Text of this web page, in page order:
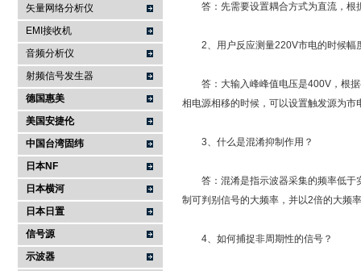
矢量网络分析仪
EMI接收机
音频分析仪
射频信号发生器
德国惠美
美国安捷伦
中国台湾固纬
日本NF
日本横河
日本日置
信号源
示波器
答：先需要设置耦合方式为直流，根
2、用户反应测量220V市电的时候幅
答：大输入峰峰值电压是400V，根据
相电源相移的时候，可以设置触发源为
3、什么是混淆抑制作用？
答：混淆是指示波器采集的频率低于
制可判别信号的大频率，并以2倍的大频
4、如何捕捉非周期性的信号？